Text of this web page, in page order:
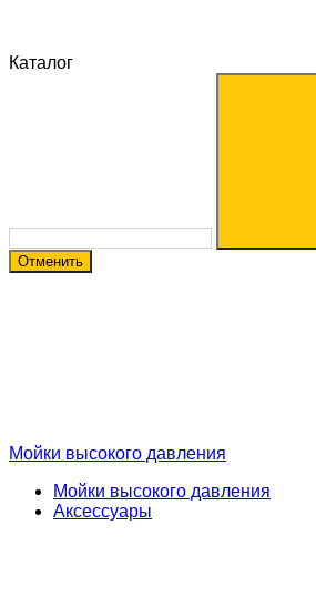
Каталог
Отменить
Мойки высокого давления
Мойки высокого давления
Аксессуары